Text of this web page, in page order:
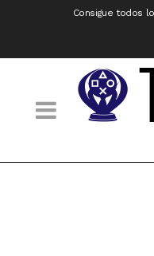
Consigue todos